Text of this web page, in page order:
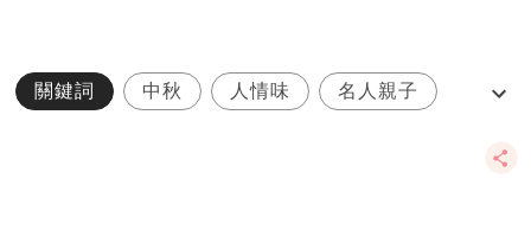
關鍵詞 中秋 人情味 名人親子